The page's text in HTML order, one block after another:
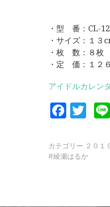
・型 番：CL-
・サイズ：１３
・枚 数：８枚
・定 価：１２
アイドルカレン
カテゴリー ２０１
綾瀬はるか